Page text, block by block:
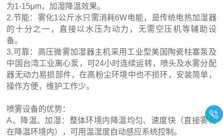
为1-15μm，加湿降温效果。
2.节能：雾化1公斤水只需消耗6W电能，是传统电热加湿器
的十分之一，直接以水压为动力，无需空压机等辅助设
备。
3.可靠：高压微雾加湿器主机采用工业型美国陶瓷柱塞泵及
中国台湾工业离心泵，可24小时连续运转，喷头及水雾分配
器无动力易损部件，在高粉尘环境中也不损环，安装简单，
操作方便，维护工作少。
喷雾设备的优势：
A、降温、加湿：整体环境内降温均匀、速度快（直接雾化
在降温环境内），可用温湿度自动感应系统控制。